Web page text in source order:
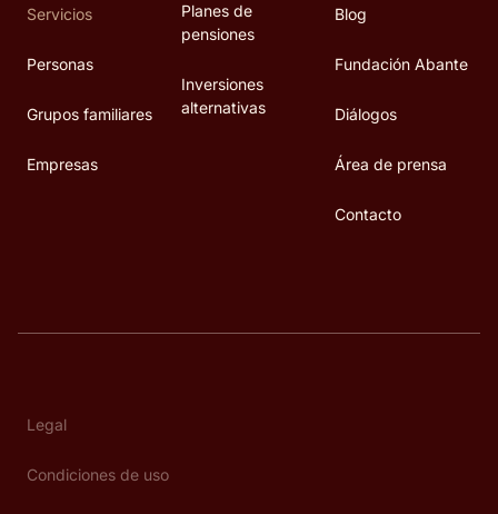
Servicios
Personas
Grupos familiares
Empresas
Planes de
pensiones
Inversiones
alternativas
Blog
Fundación Abante
Diálogos
Área de prensa
Contacto
Legal
Condiciones de uso